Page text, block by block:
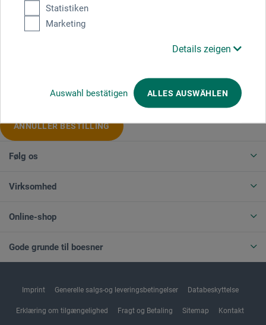
Statistiken
Marketing
Details zeigen
Auswahl bestätigen ALLES AUSWÄHLEN
ANNULLER BESTILLING
Følg os
Virksomhed
Online-shop
Gode grunde til boesner
Imprint Generelle salgs-og leveringsbetingelser Databeskyttelse
Erklæring om tilgængelighed Fragt og Betaling Sitemap Kontakt